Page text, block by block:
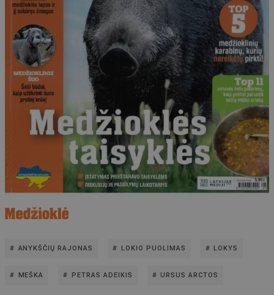
ANYKŠČIŲ RAJONAS LOKIO PUOLIMAS LOKYS
MEŠKA PETRAS ADEIKIS URSUS ARCTOS